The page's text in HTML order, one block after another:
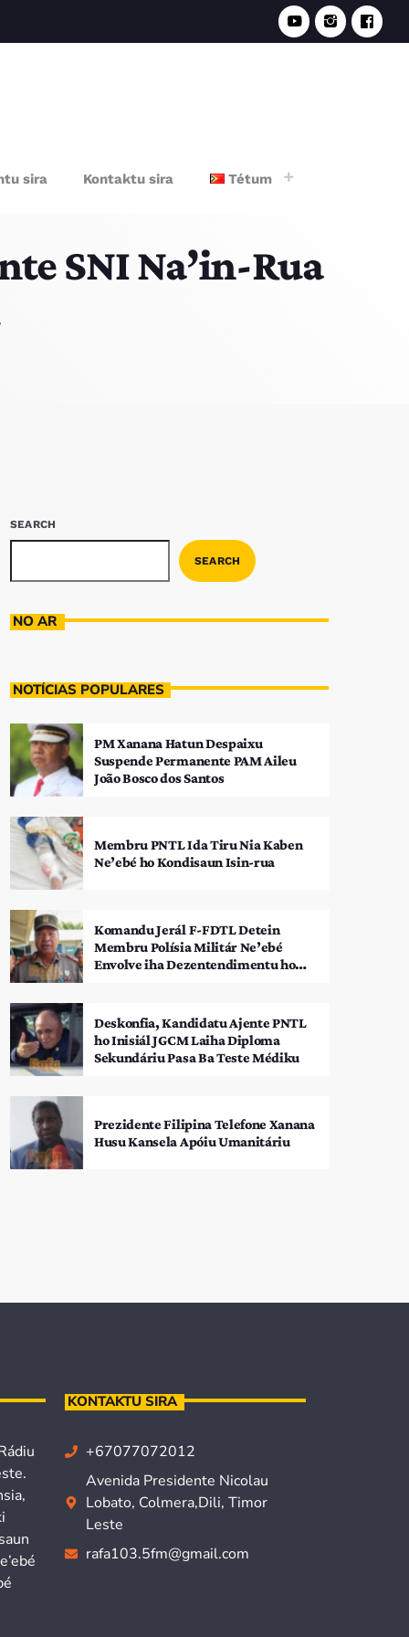
sira Kontaktu sira Tétum
SNI Na’in-Rua
SEARCH
SEARCH
NO AR
NOTÍCIAS POPULARES
PM Xanana Hatun Despaixu
Suspende Permanente PAM Aileu
João Bosco dos Santos
Membru PNTL Ida Tiru Nia Kaben
Ne’ebé ho Kondisaun Isin-rua
Komandu Jerál F-FDTL Detein
Membru Polísia Militár Ne’ebé
Envolve iha Dezentendimentu ho
Deskonfia, Kandidatu Ajente PNTL
ho Inisiál JGCM Laiha Diploma
Sekundáriu Pasa Ba Teste Médiku
Prezidente Filipina Telefone Xanana
Husu Kansela Apóiu Umanitáriu
KONTAKTU SIRA
+67077072012
Avenida Presidente Nicolau
Lobato, Colmera,Dili, Timor
Leste
rafa103.5fm@gmail.com